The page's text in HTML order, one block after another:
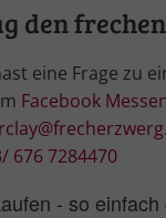
den
eine Frage zu
Facebook
676 7284470
- so einfach